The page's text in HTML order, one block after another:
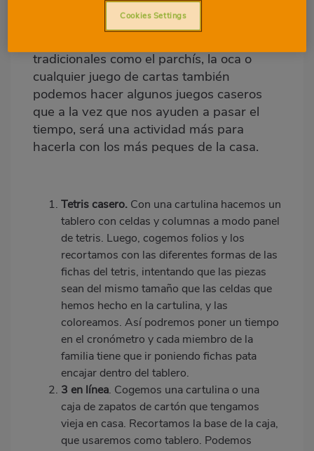
para niños
tradicionales como el parchís, la oca o
cualquier juego de cartas también
podemos hacer algunos juegos caseros
que a la vez que nos ayuden a pasar el
tiempo, será una actividad más para
hacerla con los más peques de la casa.
Tetris casero. Con una cartulina hacemos un
tablero con celdas y columnas a modo panel
de tetris. Luego, cogemos folios y los
recortamos con las diferentes formas de las
fichas del tetris, intentando que las piezas
sean del mismo tamaño que las celdas que
hemos hecho en la cartulina, y las
coloreamos. Así podremos poner un tiempo
en el cronómetro y cada miembro de la
familia tiene que ir poniendo fichas pata
encajar dentro del tablero.
3 en línea. Cogemos una cartulina o una
caja de zapatos de cartón que tengamos
vieja en casa. Recortamos la base de la caja,
que usaremos como tablero. Podemos
Cookies Settings